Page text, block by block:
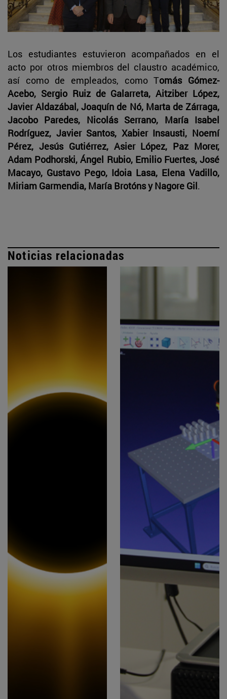
Los estudiantes estuvieron acompañados en el
acto por otros miembros del claustro académico,
así como de empleados, como Tomás Gómez-
Acebo, Sergio Ruiz de Galarreta, Aitziber López,
Javier Aldazábal, Joaquín de Nó, Marta de Zárraga,
Jacobo Paredes, Nicolás Serrano, María Isabel
Rodríguez, Javier Santos, Xabier Insausti, Noemí
Pérez, Jesús Gutiérrez, Asier López, Paz Morer,
Adam Podhorski, Ángel Rubio, Emilio Fuertes, José
Macayo, Gustavo Pego, Idoia Lasa, Elena Vadillo,
Miriam Garmendia, María Brotóns y Nagore Gil.
Noticias relacionadas